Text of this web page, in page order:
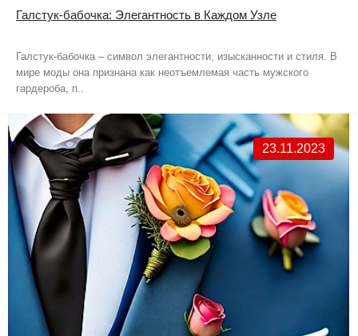
Галстук-бабочка: Элегантность в Каждом Узле
Галстук-бабочка – символ элегантности, изысканности и стиля. В
мире моды она признана как неотъемлемая часть мужского
гардероба, п..
23.11.2023